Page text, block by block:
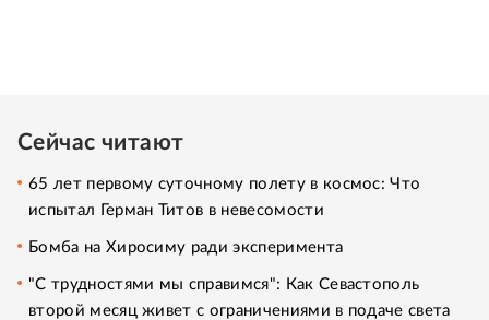
Сейчас читают
65 лет первому суточному полету в космос: Что
испытал Герман Титов в невесомости
Бомба на Хиросиму ради эксперимента
"С трудностями мы справимся": Как Севастополь
второй месяц живет с ограничениями в подаче света